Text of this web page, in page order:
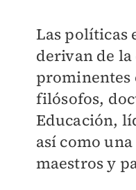
Las políticas
derivan de
prominentes
filósofos,
Educación,
así como
maestros y